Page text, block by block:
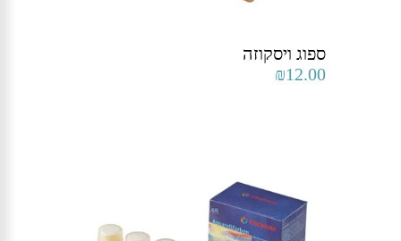
ספוג ויסקוזה
₪12.00